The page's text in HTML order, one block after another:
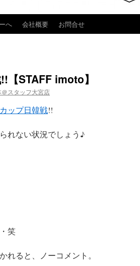
へ 会社概要 お問合せ
【STAFF imoto】
＠スタッフ大宮店
ップ日韓戦!!
れない状況でしょう♪
笑
れると、ノーコメント。